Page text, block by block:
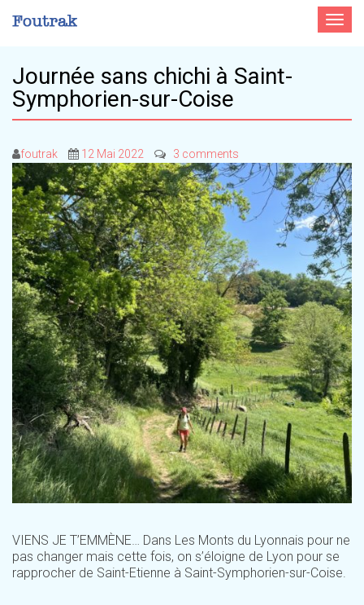
Toggle
Journée sans chichi à Saint-
Symphorien-sur-Coise
foutrak 12 Mai 2022 3 comments
VIENS JE T’EMMÈNE… Dans Les Monts du Lyonnais pour ne
pas changer mais cette fois, on s’éloigne de Lyon pour se
rapprocher de Saint-Etienne à Saint-Symphorien-sur-Coise.